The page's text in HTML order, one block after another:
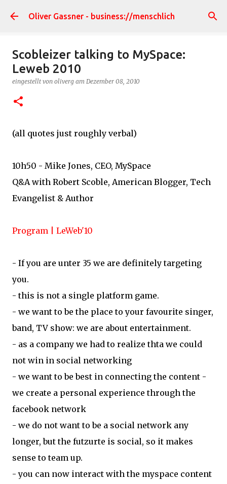
Direkt zum Hauptbereich
Oliver Gassner - business://menschlich
Scobleizer talking to MySpace:
Leweb 2010
eingestellt von oliverg am Dezember 08, 2010
(all quotes just roughly verbal)
10h50 - Mike Jones, CEO, MySpace
Q&A with Robert Scoble, American Blogger, Tech
Evangelist & Author
Program | LeWeb'10
- If you are unter 35 we are definitely targeting
you.
- this is not a single platform game.
- we want to be the place to your favourite singer,
band, TV show: we are about entertainment.
- as a company we had to realize thta we could
not win in social networking
- we want to be best in connecting the content -
we create a personal experience through the
facebook network
- we do not want to be a social network any
longer, but the futzurte is social, so it makes
sense to team up.
- you can now interact with the myspace content